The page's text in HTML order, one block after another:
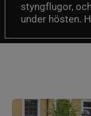
styngflugor,
under hösten.